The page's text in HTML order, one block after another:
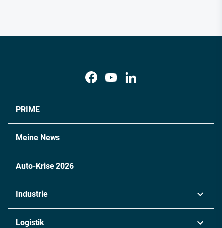
PRIME
Meine News
Auto-Krise 2026
Industrie
Logistik